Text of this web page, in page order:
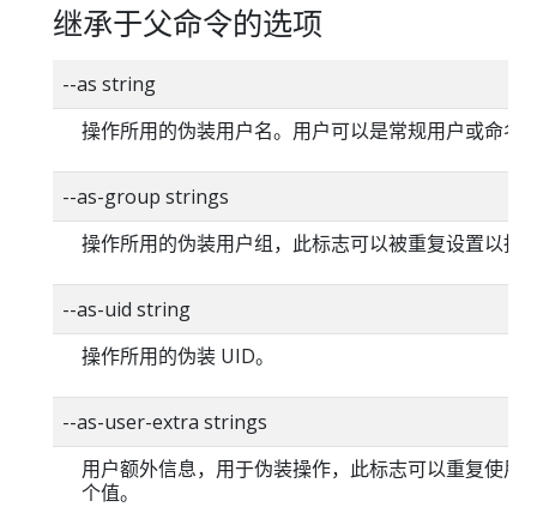
继承于父命令的选项
--as string
操作所用的伪装用户名。用户可以是常规用户或命名
--as-group strings
操作所用的伪装用户组，此标志可以被重复设置以指
--as-uid string
操作所用的伪装 UID。
--as-user-extra strings
用户额外信息，用于伪装操作，此标志可以重复使用
个值。